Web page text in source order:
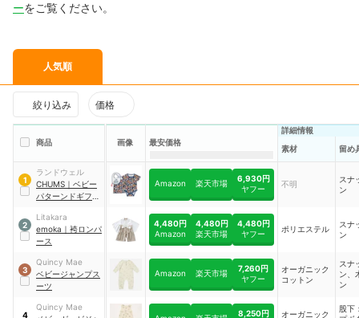
ーをご覧ください。
人気順
絞り込み 価格
商品 画像 最安価格
詳細情報
素材
留め
1
ランドウェル
CHUMS ｜ ベビー
パターンドギフト
Amazon 楽天市場
6,930円
ヤフー
不明
スナ
ン
2
Litakara
emoka ｜ 袴ロンパ
ース
4,480円
Amazon
4,480円
楽天市場
4,480円
ヤフー
ポリエステル
スナ
ン
3
Quincy Mae
ベビージャンプス
ーツ
Amazon 楽天市場
7,260円
ヤフー
オーガニック
コットン
スナ
ン、
ン
4
Quincy Mae
8,250円 オーガニック
股下